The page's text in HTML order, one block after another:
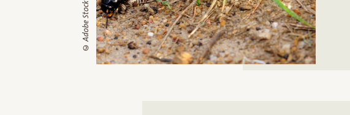
© Adobe Stock